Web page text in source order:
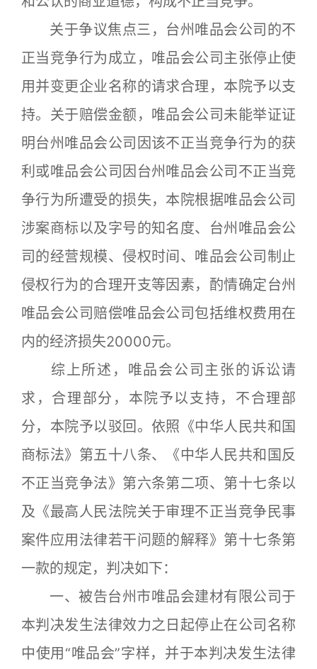
关于争议焦点三，台州唯品会公司的不
正当竞争行为成立，唯品会公司主张停止使
用并变更企业名称的请求合理，本院予以支
持。关于赔偿金额，唯品会公司未能举证证
明台州唯品会公司因该不正当竞争行为的获
利或唯品会公司因台州唯品会公司不正当竞
争行为所遭受的损失，本院根据唯品会公司
涉案商标以及字号的知名度、台州唯品会公
司的经营规模、侵权时间、唯品会公司制止
侵权行为的合理开支等因素，酌情确定台州
唯品会公司赔偿唯品会公司包括维权费用在
内的经济损失20000元。
综上所述，唯品会公司主张的诉讼请
求，合理部分，本院予以支持，不合理部
分，本院予以驳回。依照《中华人民共和国
商标法》第五十八条、《中华人民共和国反
不正当竞争法》第六条第二项、第十七条以
及《最高人民法院关于审理不正当竞争民事
案件应用法律若干问题的解释》第十七条第
一款的规定，判决如下：
一、被告台州市唯品会建材有限公司于
本判决发生法律效力之日起停止在公司名称
中使用“唯品会”字样，并于本判决发生法律